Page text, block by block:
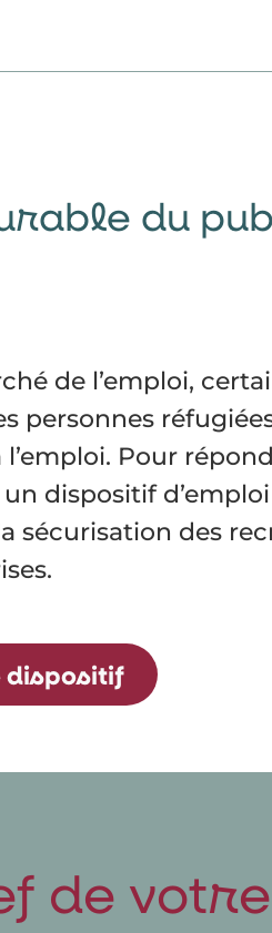
du
de l’emploi,
personnes
Pour
dispositif
sécurisation des
de